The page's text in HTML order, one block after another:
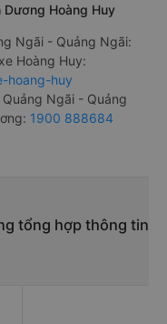
Dương Hoàng Huy
Ngãi - Quảng Ngãi:
Hoàng Huy:
hoang-huy
Ngãi - Quảng
1900 888684
tổng hợp thông tin